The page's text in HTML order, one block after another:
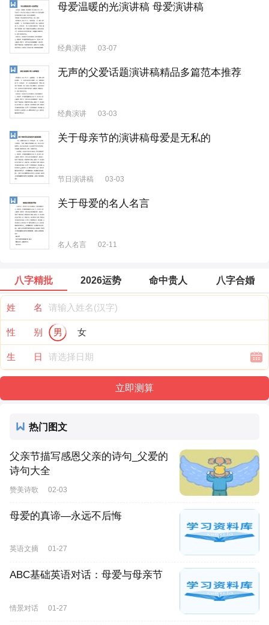
母爱温暖的光演讲稿 母爱演讲稿
经典演讲 03-07
无声的父爱话题演讲稿精品多篇范本推荐
经典演讲 03-03
关于母亲节的演讲稿母爱是无私的
节日演讲稿 03-03
关于母爱的名人名言
名人名言 02-11
八字精批 2026运势 命中贵人 八字合婚
姓 名
性 别 男 女
生 日
热门图文
父亲节描写感恩父亲的诗句_父爱的
诗句大全
赞美诗歌 02-03
母爱的真谛—永远不后悔
英语文摘 01-27
ABC基础英语对话：母爱与母亲节
情景对话 01-27